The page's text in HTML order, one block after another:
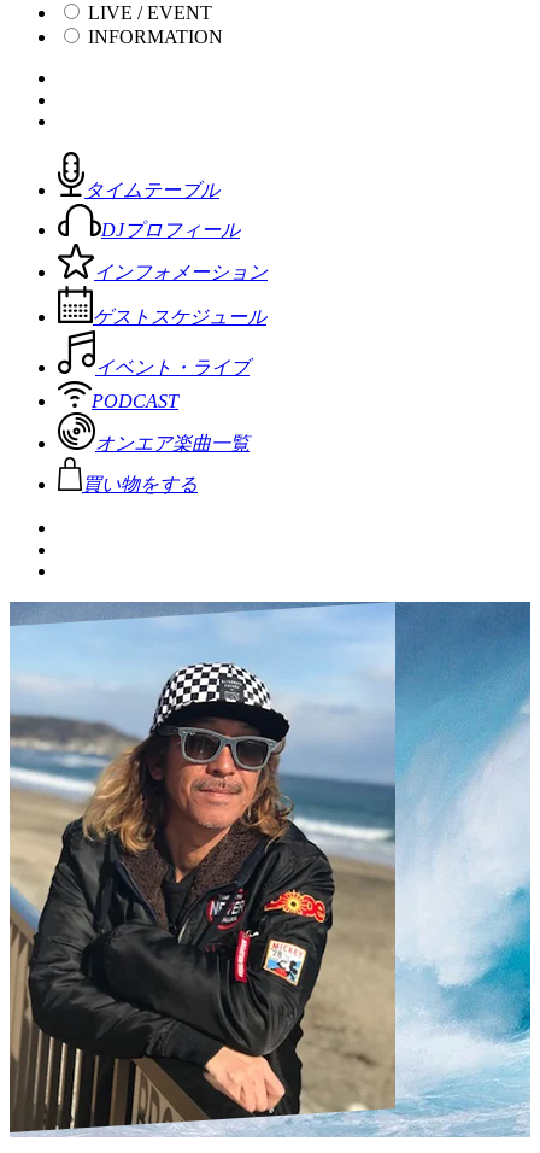
LIVE / EVENT
INFORMATION
タイムテーブル
DJプロフィール
インフォメーション
ゲストスケジュール
イベント・ライブ
PODCAST
オンエア楽曲一覧
買い物をする